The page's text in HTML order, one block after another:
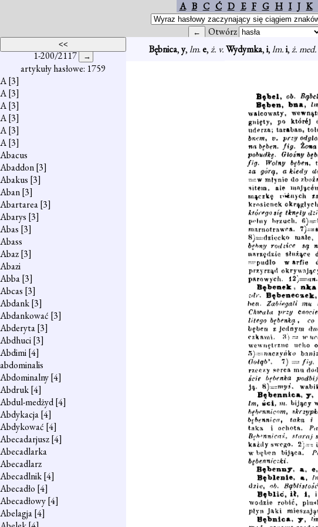
A B C Ć D E F G H I J K
Otwórz
1-200/2117
artykuły hasłowe: 1759
A[3]
A[3]
A[3]
A[3]
A[3]
A[3]
Abacus
Abaddon[3]
Abakus [3]
Aban[3]
Abartarea[3]
Abarys [3]
Abas [3]
Abass
Abaz[3]
Abazi
Abba[3]
Abcas [3]
Abdank[3]
Abdankować [3]
Abderyta[3]
Abdhuci[3]
Abdimi[4]
abdominalis
Abdominalny[4]
Abdruk[4]
Abdul-medżyd[4]
Abdykacja[4]
Abdykować [4]
Abecadarjusz[4]
Abecadlarka
Abecadlarz
Abecadlnik[4]
Abecadło [4]
Abecadłowy[4]
Abelagja[4]
Bębnica,y,lm.e,ż. v.Wydymka,i,lm.i,ż. med.